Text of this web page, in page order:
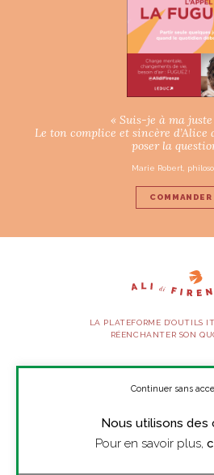
« Suis-je à ma
Le ton complice et sincère d’Alice
poser la
Marie Robert,
COMMANDER
LA PLATEFORME D’OUTILS
RÉENCHANTER SON
SUIVEZ-NOUS
Nous utilisons des
Pour en savoir plus,
Continuer sans